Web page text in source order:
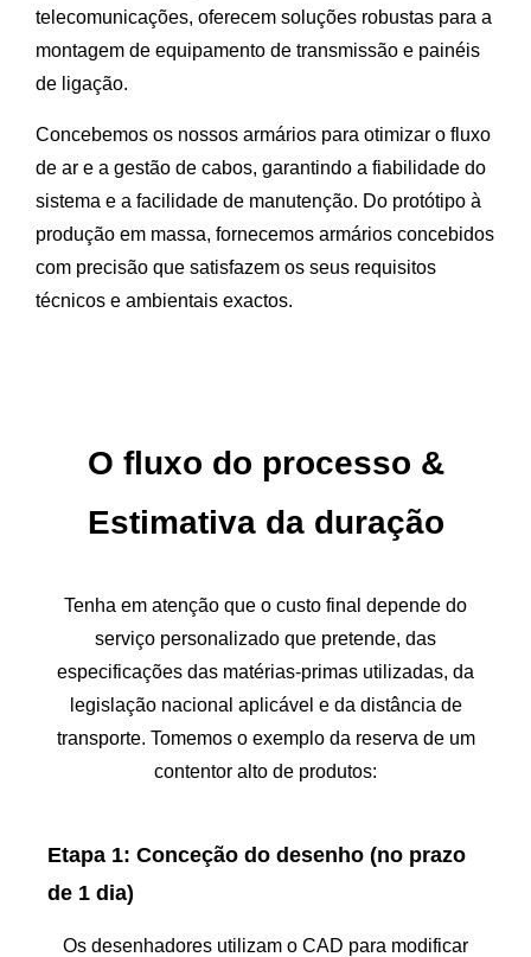
telecomunicações, oferecem soluções robustas para a
montagem de equipamento de transmissão e painéis
de ligação.
Concebemos os nossos armários para otimizar o fluxo
de ar e a gestão de cabos, garantindo a fiabilidade do
sistema e a facilidade de manutenção. Do protótipo à
produção em massa, fornecemos armários concebidos
com precisão que satisfazem os seus requisitos
técnicos e ambientais exactos.
O fluxo do processo &
Estimativa da duração
Tenha em atenção que o custo final depende do
serviço personalizado que pretende, das
especificações das matérias-primas utilizadas, da
legislação nacional aplicável e da distância de
transporte. Tomemos o exemplo da reserva de um
contentor alto de produtos:
Etapa 1: Conceção do desenho (no prazo
de 1 dia)
Os desenhadores utilizam o CAD para modificar